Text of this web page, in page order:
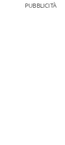
PUBBLICITÀ